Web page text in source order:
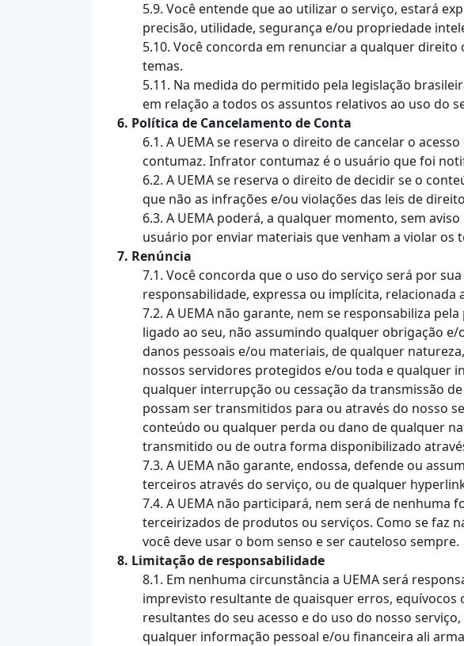
5.9. Você entende que ao utilizar o serviço, estará
precisão, utilidade, segurança e/ou propriedade
5.10. Você concorda em renunciar a qualquer
temas.
5.11. Na medida do permitido pela legislação
em relação a todos os assuntos relativos ao uso do
6. Política de Cancelamento de Conta
6.1. A UEMA se reserva o direito de cancelar o
contumaz. Infrator contumaz é o usuário que foi
6.2. A UEMA se reserva o direito de decidir se o
que não as infrações e/ou violações das leis de
6.3. A UEMA poderá, a qualquer momento, sem
usuário por enviar materiais que venham a violar os
7. Renúncia
7.1. Você concorda que o uso do serviço será por
responsabilidade, expressa ou implícita, relacionada
7.2. A UEMA não garante, nem se responsabiliza
ligado ao seu, não assumindo qualquer obrigação
danos pessoais e/ou materiais, de qualquer
nossos servidores protegidos e/ou toda e qualquer
qualquer interrupção ou cessação da transmissão
possam ser transmitidos para ou através do nosso
conteúdo ou qualquer perda ou dano de qualquer
transmitido ou de outra forma disponibilizado
7.3. A UEMA não garante, endossa, defende ou
terceiros através do serviço, ou de qualquer
7.4. A UEMA não participará, nem será de
terceirizados de produtos ou serviços. Como se faz
você deve usar o bom senso e ser cauteloso sempre.
8. Limitação de responsabilidade
8.1. Em nenhuma circunstância a UEMA será
imprevisto resultante de quaisquer erros,
resultantes do seu acesso e do uso do nosso
qualquer informação pessoal e/ou financeira ali